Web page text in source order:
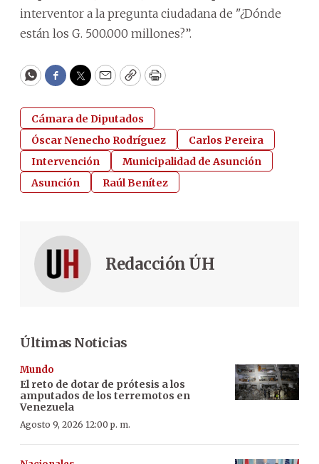
interventor a la pregunta ciudadana de "¿Dónde
están los G. 500.000 millones?”.
WhatsApp
Facebook
Twitter
EmailCopyPrint
Cámara de Diputados
Óscar Nenecho Rodríguez
Carlos Pereira
Intervención
Municipalidad de Asunción
Asunción
Raúl Benítez
Redacción ÚH
Últimas Noticias
Mundo
El reto de dotar de prótesis a los
amputados de los terremotos en
Venezuela
Agosto 9, 2026 12:00 p. m.